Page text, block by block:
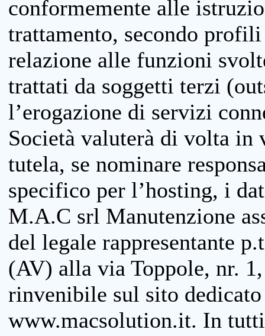
conformemente alle
trattamento, secondo
relazione alle funzioni
trattati da soggetti terzi
l’erogazione di servizi
Società valuterà di volta in
tutela, se nominare
specifico per l’hosting, i
M.A.C srl Manutenzione
del legale rappresentante
(AV) alla via Toppole, nr.
rinvenibile sul sito
www.macsolution.it. In